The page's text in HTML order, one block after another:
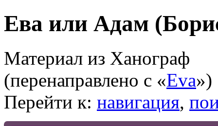
Ева или Адам
Материал из Ханограф
(перенаправлено с «Eva»)
Перейти к: навигация,